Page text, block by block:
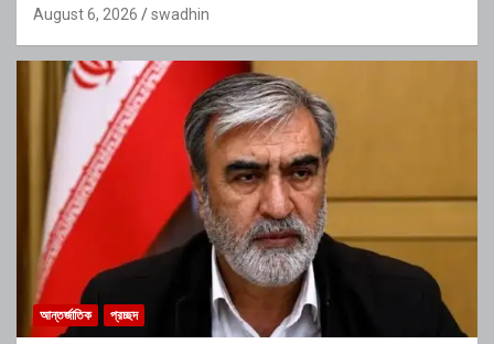
August 6, 2026 swadhin
আন্তর্জাতিক প্রচ্ছদ